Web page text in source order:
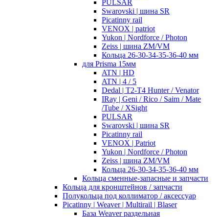
PULSAR
Swarovski | шина SR
Picatinny rail
VENOX | patriot
Yukon | Nordforce / Photon
Zeiss | шина ZM/VM
Кольца 26-30-34-35-36-40 мм
для Prisma 15мм
ATN | HD
ATN | 4 / 5
Dedal | T2-T4 Hunter / Venator
IRay | Geni / Rico / Saim / Mate
/Tube / XSight
PULSAR
Swarovski | шина SR
Picatinny rail
VENOX | Patriot
Yukon | Nordforce / Photon
Zeiss | шина ZM/VM
Кольца 26-30-34-35-36-40 мм
Кольца сменные-запасные и запчасти
Кольца для кронштейнов / запчасти
Полукольца под коллиматор / аксессуар
Picatinny | Weaver | Multirail | Blaser
База Weaver раздельная